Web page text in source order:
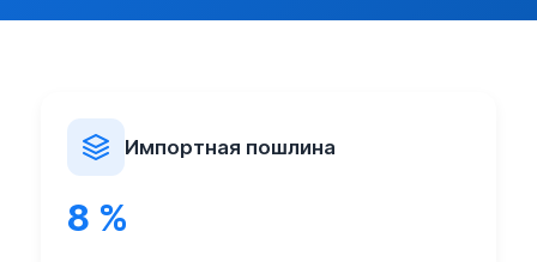
Импортная пошлина
8 %